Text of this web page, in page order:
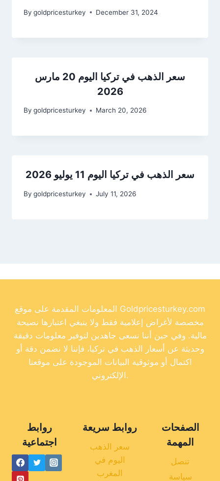
By goldpricesturkey December 31, 2024
سعر الذهب في تركيا اليوم 20 مارس
2026
By goldpricesturkey March 20, 2026
سعر الذهب في تركيا اليوم 11 يوليو 2026
By goldpricesturkey July 11, 2026
المعلومات المقدمة على موقع Goldpricesturkey.com
مخصصة لأغراض إعلامية فقط ولا ينبغي اعتبارها نصيحة
مالية. وفي حين أننا نسعى جاهدين لتوفير معلومات دقيقة
وحديثة عن أسعار الذهب في تركيا، فإننا لا نضمن دقة أو
اكتمال أو موثوقية البيانات الموجودة على موقعنا
الإلكتروني.
روابط
اجتماعية
روابط سريعة
سعر الذهب
اليوم في
المغرب
الصفحات
المهمة
تنصل
سياسة